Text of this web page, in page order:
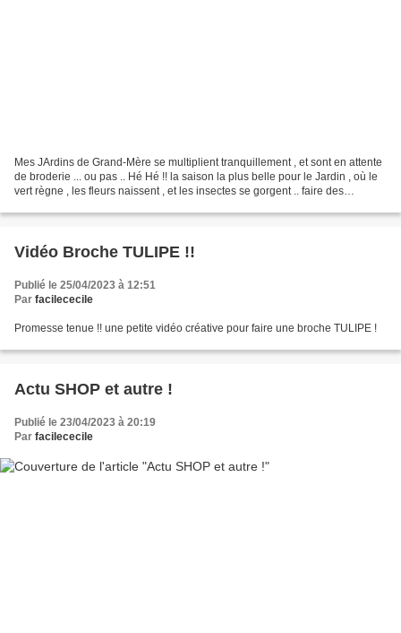
Mes JArdins de Grand-Mère se multiplient tranquillement , et sont en attente
de broderie ... ou pas .. Hé Hé !! la saison la plus belle pour le Jardin , où le
vert règne , les fleurs naissent , et les insectes se gorgent .. faire des
Vidéo Broche TULIPE !!
Publié le 25/04/2023 à 12:51
Par facilececile
Promesse tenue !! une petite vidéo créative pour faire une broche TULIPE !
Actu SHOP et autre !
Publié le 23/04/2023 à 20:19
Par facilececile